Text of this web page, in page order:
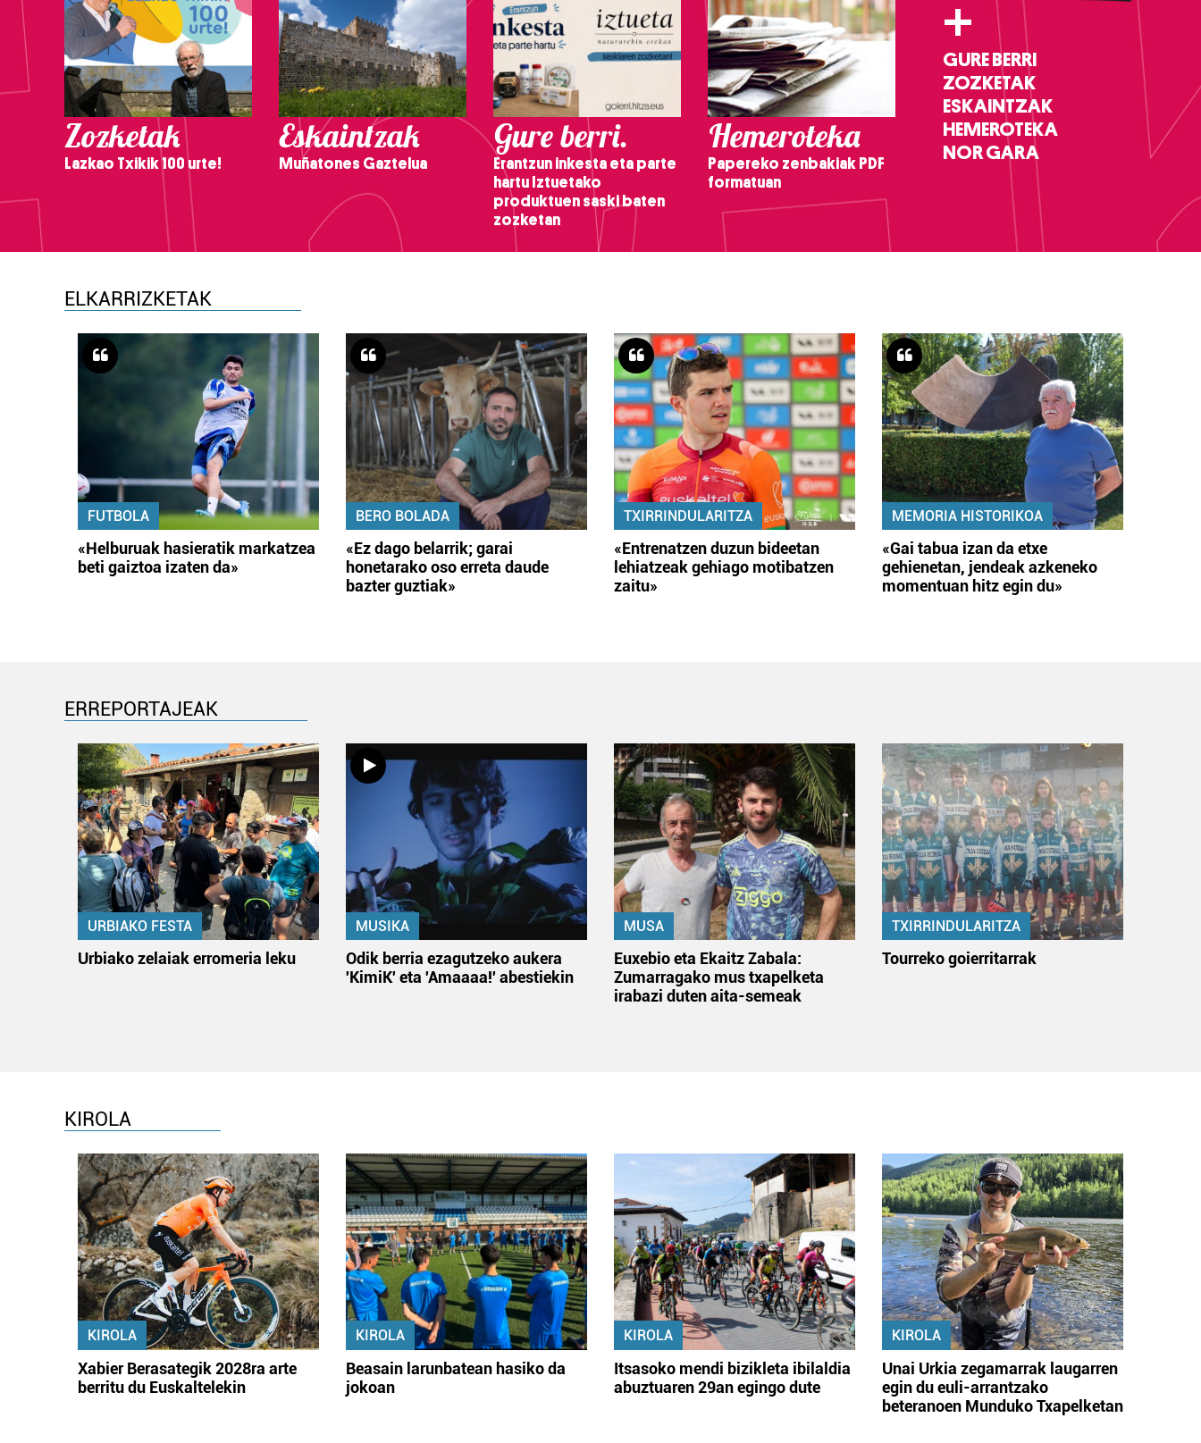
Zozketak
Lazkao Txikik 100 urte!
Eskaintzak
Muñatones Gaztelua
Gure berri.
Erantzun inkesta eta parte
hartu Iztuetako
produktuen saski baten
zozketan
Hemeroteka
Papereko zenbakiak PDF
formatuan
+
GURE BERRI
ZOZKETAK
ESKAINTZAK
HEMEROTEKA
NOR GARA
ELKARRIZKETAK
FUTBOLA
«Helburuak hasieratik markatzea
beti gaiztoa izaten da»
BERO BOLADA
«Ez dago belarrik; garai
honetarako oso erreta daude
bazter guztiak»
TXIRRINDULARITZA
«Entrenatzen duzun bideetan
lehiatzeak gehiago motibatzen
zaitu»
MEMORIA HISTORIKOA
«Gai tabua izan da etxe
gehienetan, jendeak azkeneko
momentuan hitz egin du»
ERREPORTAJEAK
URBIAKO FESTA
Urbiako zelaiak erromeria leku
MUSIKA
Odik berria ezagutzeko aukera
'KimiK' eta 'Amaaaa!' abestiekin
MUSA
Euxebio eta Ekaitz Zabala:
Zumarragako mus txapelketa
irabazi duten aita-semeak
TXIRRINDULARITZA
Tourreko goierritarrak
KIROLA
KIROLA
Xabier Berasategik 2028ra arte
berritu du Euskaltelekin
KIROLA
Beasain larunbatean hasiko da
jokoan
KIROLA
Itsasoko mendi bizikleta ibilaldia
abuztuaren 29an egingo dute
KIROLA
Unai Urkia zegamarrak laugarren
egin du euli-arrantzako
beteranoen Munduko Txapelketan